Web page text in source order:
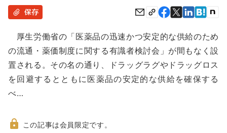
ツ
に
動
保存
厚生労働省の「医薬品の迅速かつ安定的な供給のため
の流通・薬価制度に関する有識者検討会」が間もなく設
置される。その名の通り、ドラッグラグやドラッグロス
を回避するとともに医薬品の安定的な供給を確保する
べ…
この記事は会員限定です。